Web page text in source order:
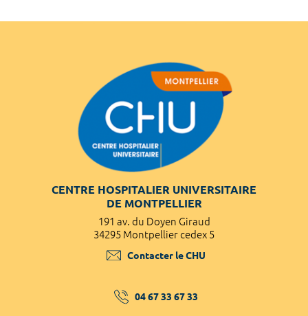
CENTRE HOSPITALIER UNIVERSITAIRE
DE MONTPELLIER
191 av. du Doyen Giraud
34295 Montpellier cedex 5
Contacter le CHU
04 67 33 67 33